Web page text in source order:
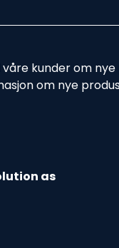
kunder om
om nye
as